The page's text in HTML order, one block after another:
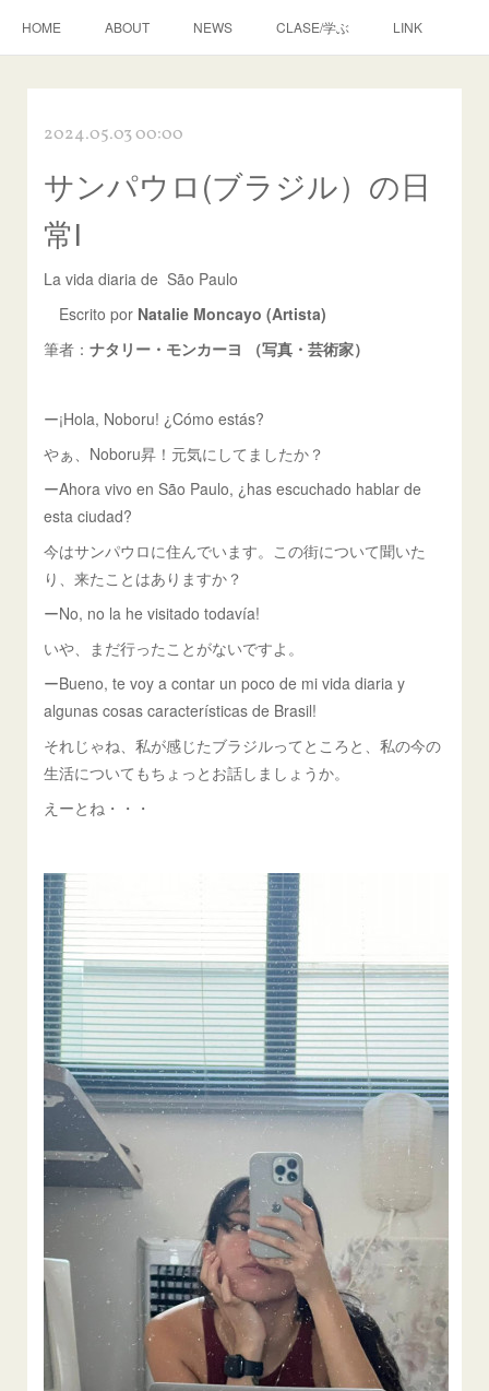
HOME ABOUT NEWS CLASE/学ぶ LINK
2024.05.03 00:00
サンパウロ(ブラジル）の日
常Ⅰ
La vida diaria de São Paulo
Escrito por Natalie Moncayo (Artista)
筆者：ナタリー・モンカーヨ （写真・芸術家）
ー¡Hola, Noboru! ¿Cómo estás?
やぁ、Noboru昇！元気にしてましたか？
ーAhora vivo en São Paulo, ¿has escuchado hablar de
esta ciudad?
今はサンパウロに住んでいます。この街について聞いた
り、来たことはありますか？
ーNo, no la he visitado todavía!
いや、まだ行ったことがないですよ。
ーBueno, te voy a contar un poco de mi vida diaria y
algunas cosas características de Brasil!
それじゃね、私が感じたブラジルってところと、私の今の
生活についてもちょっとお話しましょうか。
えーとね・・・